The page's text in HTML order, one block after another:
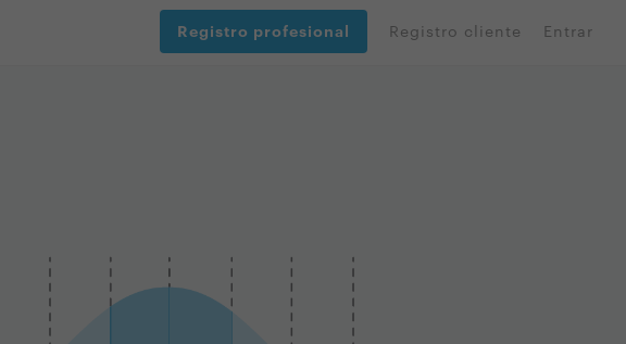
Registro profesional Registro cliente Entrar